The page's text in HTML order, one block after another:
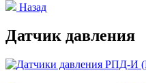
Назад
Датчик давления